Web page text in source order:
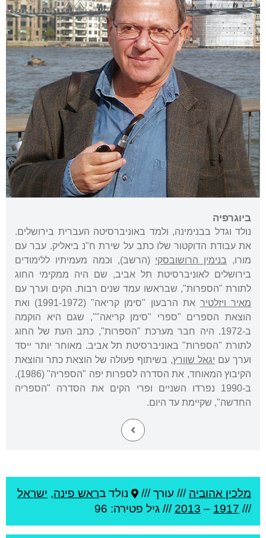
ביוגרפיה
נולד וגדל בבנימינה, ולמד באוניברסיטה העברית בירושלים.
את עבודת הדוקטור שלו כתב על שירת ח"נ ביאליק. עבר עם
מורו, בנימין הרושובסקי (הרשב), וכמה מעמיתיו ללימודים
בירושלים לאוניברסיטת תל אביב, שם היה ממקימי החוג
לתורת "הספרות", שבראשו עמד שנים רבות. הקים וערך עם
מאיר ויזלטיר
את הרבעון "סימן קריאה" (1991-1972) ואת
הוצאת הספרים "ספרי "סימן קריאה"", שגם היא הוקמה
ב-1972. היה חבר מערכת "הספרות", כתב העת של החוג
לתורת "הספרות" באוניברסיטת תל אביב. מאוחר יותר ייסד
וערך עם יגאל שוורץ, בשיתוף פעולה של הוצאת כתר והוצאת
הקיבוץ המאוחד, את הסדרה לספרות יפה "הספריה" (1986).
ב-1990 נפרדו השניים ופרי הקים את הסדרה "הספריה
החדשה", שקיימת עד היום.
מלכין אהוביה /// עורך /// נולד בראש פינה, ישראל
///
1917
–
2013 /// גיל פטירה: 96